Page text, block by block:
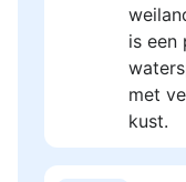
is een
met
kust.